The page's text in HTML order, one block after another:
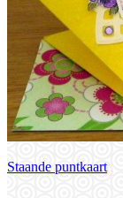
Staande puntkaart